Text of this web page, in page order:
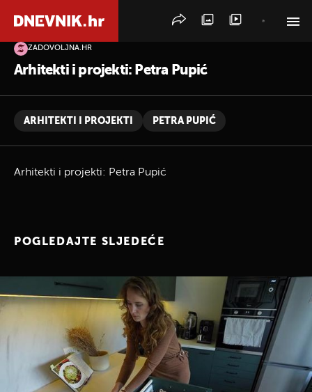
ZADOVOLJNA.HR
Arhitekti i projekti: Petra Pupić
ARHITEKTI I PROJEKTI PETRA PUPIĆ
Arhitekti i projekti: Petra Pupić
POGLEDAJTE SLJEDEĆE
PRETRAŽITE VIJESTI